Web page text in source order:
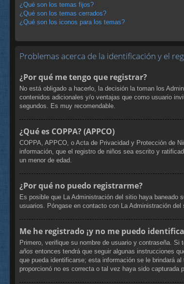
¿Qué son los temas fijos?
¿Qué son los temas cerrados?
¿Qué son los iconos para los temas?
Problemas acerca de la identificación y el
¿Por qué me tengo que registrar?
No está obligado a hacerlo, la decisión la toman los
contenidos adicionales y/o ventajas que como usuario
segundos. Es muy recomendable.
¿Qué es COPPA? (APPCO)
COPPA, APPCO, o Acta de Privacidad y Protección de
información, que el registro de niños sea escrito y
un menor de edad.
¿Por qué no puedo registrarme?
Es posible que La Administración del sitio haya baneado
usuarios. Póngase en contacto con La Administración del
Me he registrado ¡y no me puedo
Primero, verifique su nombre de usuario y contraseña.
años entonces tendrá que seguir algunas instrucciones
que pueda identificarse; esta información se le brindará
proporcionó no es correcta o tal vez haya sido